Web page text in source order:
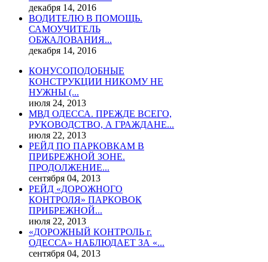
декабря 14, 2016
ВОДИТЕЛЮ В ПОМОЩЬ.
САМОУЧИТЕЛЬ
ОБЖАЛОВАНИЯ...
декабря 14, 2016
КОНУСОПОДОБНЫЕ
КОНСТРУКЦИИ НИКОМУ НЕ
НУЖНЫ (...
июля 24, 2013
МВД ОДЕССА. ПРЕЖДЕ ВСЕГО,
РУКОВОДСТВО, А ГРАЖДАНЕ...
июля 22, 2013
РЕЙД ПО ПАРКОВКАМ В
ПРИБРЕЖНОЙ ЗОНЕ.
ПРОДОЛЖЕНИЕ...
сентября 04, 2013
РЕЙД «ДОРОЖНОГО
КОНТРОЛЯ» ПАРКОВОК
ПРИБРЕЖНОЙ...
июля 22, 2013
«ДОРОЖНЫЙ КОНТРОЛЬ г.
ОДЕССА» НАБЛЮДАЕТ ЗА «...
сентября 04, 2013